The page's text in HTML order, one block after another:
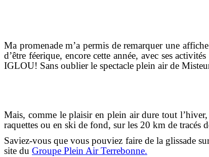
Ma promenade m’a permis de remarquer une
d’être féerique, encore cette année, avec ses
IGLOU! Sans oublier le spectacle plein air de
Mais, comme le plaisir en plein air dure tout
raquettes ou en ski de fond, sur les 20 km de tracés
Saviez-vous que vous pouviez faire de la glissade
site du Groupe Plein Air Terrebonne.